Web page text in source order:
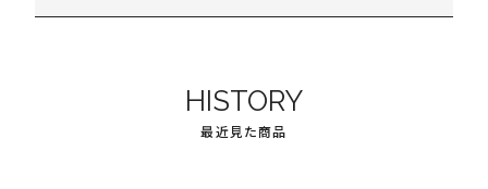
HISTORY
最近見た商品